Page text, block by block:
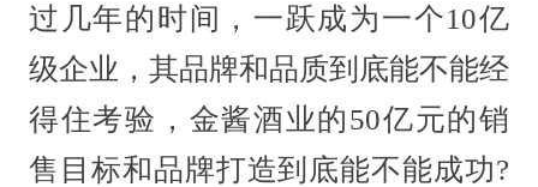
过几年的时间，一跃成为一个10亿
级企业，其品牌和品质到底能不能经
得住考验，金酱酒业的50亿元的销
售目标和品牌打造到底能不能成功?